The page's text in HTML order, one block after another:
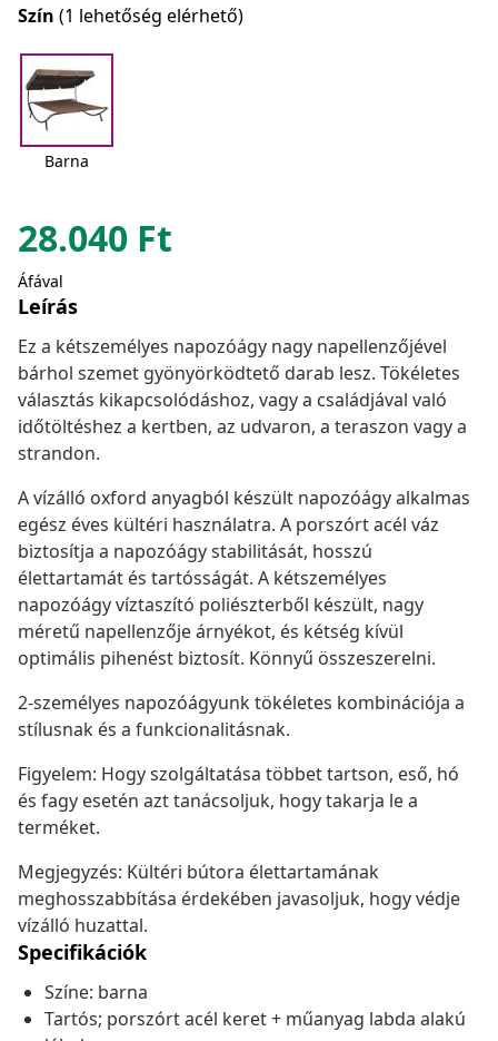
Szín (1 lehetőség elérhető)
Barna
28.040 Ft
Áfával
Leírás
Ez a kétszemélyes napozóágy nagy napellenzőjével
bárhol szemet gyönyörködtető darab lesz. Tökéletes
választás kikapcsolódáshoz, vagy a családjával való
időtöltéshez a kertben, az udvaron, a teraszon vagy a
strandon.
A vízálló oxford anyagból készült napozóágy alkalmas
egész éves kültéri használatra. A porszórt acél váz
biztosítja a napozóágy stabilitását, hosszú
élettartamát és tartósságát. A kétszemélyes
napozóágy víztaszító poliészterből készült, nagy
méretű napellenzője árnyékot, és kétség kívül
optimális pihenést biztosít. Könnyű összeszerelni.
2-személyes napozóágyunk tökéletes kombinációja a
stílusnak és a funkcionalitásnak.
Figyelem: Hogy szolgáltatása többet tartson, eső, hó
és fagy esetén azt tanácsoljuk, hogy takarja le a
terméket.
Megjegyzés: Kültéri bútora élettartamának
meghosszabbítása érdekében javasoljuk, hogy védje
vízálló huzattal.
Specifikációk
Színe: barna
Tartós; porszórt acél keret + műanyag labda alakú